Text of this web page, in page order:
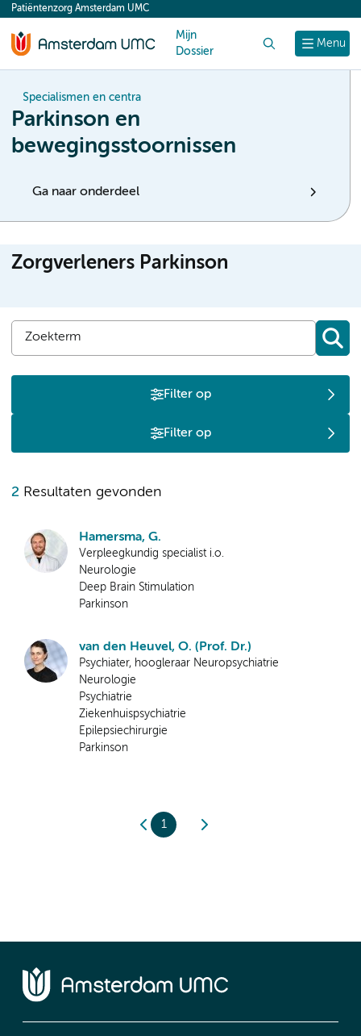
content
Menu
Patiëntenzorg Amsterdam UMC
Mijn
Dossier
Specialismen en centra
Parkinson en
bewegingsstoornissen
Ga naar onderdeel
Zorgverleners Parkinson
Filter op
Filter op
2 Resultaten gevonden
Hamersma, G.
Verpleegkundig specialist i.o.
Neurologie
Deep Brain Stimulation
Parkinson
van den Heuvel, O. (Prof. Dr.)
Psychiater, hoogleraar Neuropsychiatrie
Neurologie
Psychiatrie
Ziekenhuispsychiatrie
Epilepsiechirurgie
Parkinson
1